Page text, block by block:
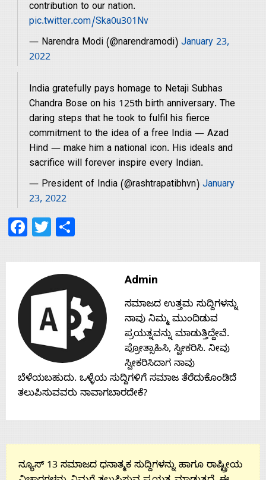
Contact
contribution to our nation.
pic.twitter.com/Ska0u301Nv
— Narendra Modi (@narendramodi)January 23,
2022
India gratefully pays homage to Netaji Subhas
Chandra Bose on his 125th birth anniversary. The
daring steps that he took to fulfil his fierce
commitment to the idea of a free India — Azad
Hind — make him a national icon. His ideals and
sacrifice will forever inspire every Indian.
— President of India (@rashtrapatibhvn)January
23, 2022
Facebook
Twitter
Admin
ಸಮಾಜದ ಉತ್ತಮ ಸುದ್ದಿಗಳನ್ನು
ನಾವು ನಿಮ್ಮ ಮುಂದಿಡುವ
ಪ್ರಯತ್ನವನ್ನು ಮಾಡುತ್ತಿದ್ದೇವೆ.
ಪ್ರೋತ್ಸಾಹಿಸಿ, ಸ್ವೀಕರಿಸಿ. ನೀವು
ಸ್ವೀಕರಿಸಿದಾಗ ನಾವು
ಬೆಳೆಯಬಹುದು. ಒಳ್ಳೆಯ ಸುದ್ದಿಗಳಿಗೆ ಸಮಾಜ ತೆರೆದುಕೊಂಡಿದೆ
ತಲುಪಿಸುವವರು ನಾವಾಗಬಾರದೇಕೆ?
ನ್ಯೂಸ್ 13 ಸಮಾಜದ ಧನಾತ್ಮಕ ಸುದ್ದಿಗಳನ್ನು ಹಾಗೂ ರಾಷ್ಟ್ರೀಯ